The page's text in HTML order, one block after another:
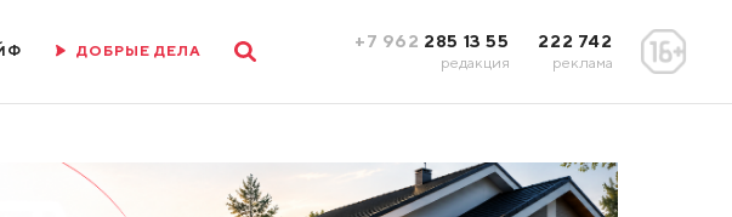
ДОБРЫЕ ДЕЛА +7 962 285 13 55
редакция
222 742
реклама